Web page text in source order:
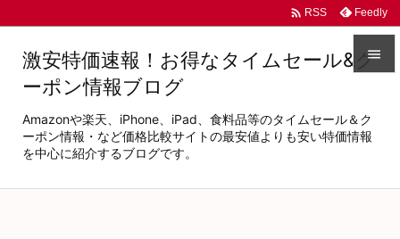



 RSS Feedly
激安特価速報！お得なタイムセール&ク
ーポン情報ブログ
Amazonや楽天、iPhone、iPad、食料品等のタイムセール＆ク
ーポン情報・など価格比較サイトの最安値よりも安い特価情報
を中心に紹介するブログです。